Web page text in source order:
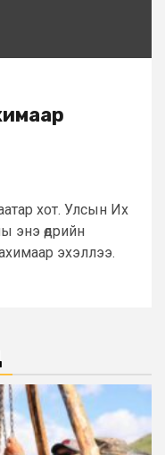
хот. Улсын Их
энэ өдрийн
эхэллээ.